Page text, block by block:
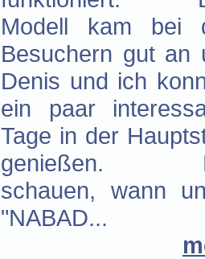
Modell kam bei
Besuchern gut an
Denis und ich
ein paar
Tage in der
genießen.
schauen, wann
"NABAD...